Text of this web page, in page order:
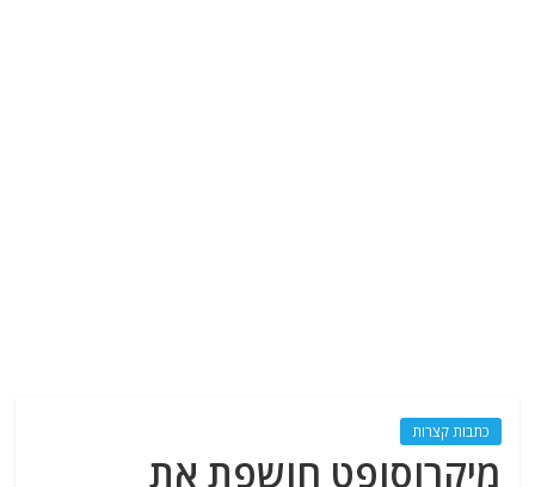
כתבות קצרות
מיקרוסופט חושפת את